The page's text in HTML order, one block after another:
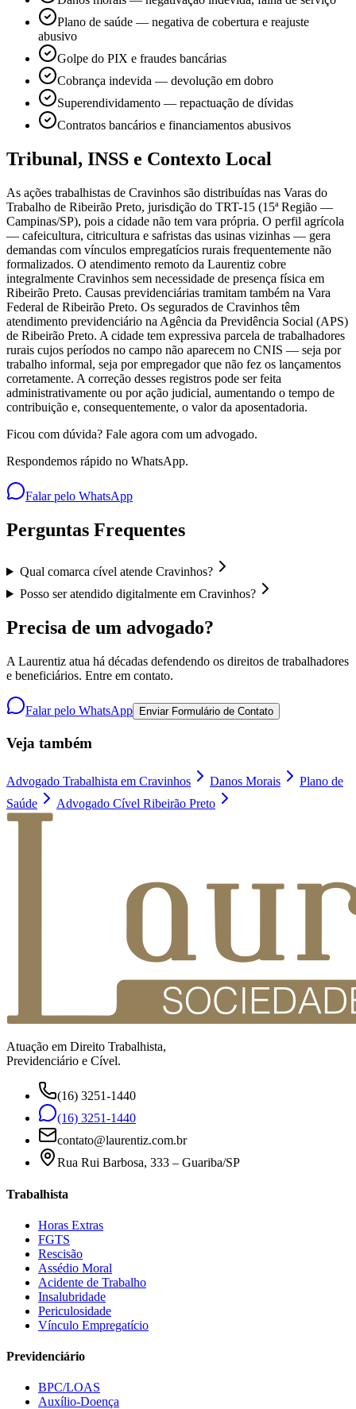
Plano de saúde — negativa de cobertura e reajuste
abusivo
Golpe do PIX e fraudes bancárias
Cobrança indevida — devolução em dobro
Superendividamento — repactuação de dívidas
Contratos bancários e financiamentos abusivos
Tribunal, INSS e Contexto Local
As ações trabalhistas de Cravinhos são distribuídas nas Varas do
Trabalho de Ribeirão Preto, jurisdição do TRT-15 (15ª Região —
Campinas/SP), pois a cidade não tem vara própria. O perfil agrícola
— cafeicultura, citricultura e safristas das usinas vizinhas — gera
demandas com vínculos empregatícios rurais frequentemente não
formalizados. O atendimento remoto da Laurentiz cobre
integralmente Cravinhos sem necessidade de presença física em
Ribeirão Preto. Causas previdenciárias tramitam também na Vara
Federal de Ribeirão Preto. Os segurados de Cravinhos têm
atendimento previdenciário na Agência da Previdência Social (APS)
de Ribeirão Preto. A cidade tem expressiva parcela de trabalhadores
rurais cujos períodos no campo não aparecem no CNIS — seja por
trabalho informal, seja por empregador que não fez os lançamentos
corretamente. A correção desses registros pode ser feita
administrativamente ou por ação judicial, aumentando o tempo de
contribuição e, consequentemente, o valor da aposentadoria.
Ficou com dúvida? Fale agora com um advogado.
Respondemos rápido no WhatsApp.
Falar pelo WhatsApp
Perguntas Frequentes
Qual comarca cível atende Cravinhos?
Posso ser atendido digitalmente em Cravinhos?
Precisa de um advogado?
A Laurentiz atua há décadas defendendo os direitos de trabalhadores
e beneficiários. Entre em contato.
Falar pelo WhatsApp Enviar Formulário de Contato
Veja também
Advogado Trabalhista em Cravinhos Danos Morais
Plano de
Saúde
Advogado Cível Ribeirão Preto
Atuação em Direito Trabalhista,
Previdenciário e Cível.
(16) 3251-1440
(16) 3251-1440
contato@laurentiz.com.br
Rua Rui Barbosa, 333 – Guariba/SP
Trabalhista
Horas Extras
FGTS
Rescisão
Assédio Moral
Acidente de Trabalho
Insalubridade
Periculosidade
Vínculo Empregatício
Previdenciário
BPC/LOAS
Auxílio-Doença